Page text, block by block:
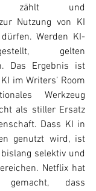
zählt und
Nutzung von KI
Werden KI-
gelten
Das Ergebnis ist
im Writers’ Room
Werkzeug
als stiller Ersatz
Dass KI in
genutzt wird, ist
selektiv und
Netflix hat
dass